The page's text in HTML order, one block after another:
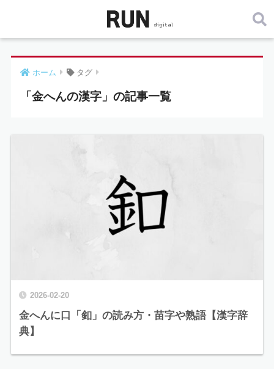
ホーム タグ
「金へんの漢字」の記事一覧
2026-02-20
金へんに口「釦」の読み方・苗字や熟語【漢字辞
典】